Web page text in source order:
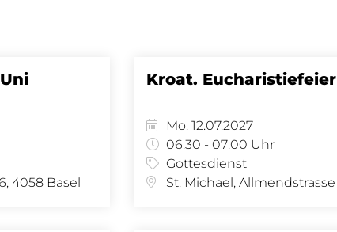
4058 Basel
Kroat. Eucharistiefeier
Mo. 12.07.2027
06:30 - 07:00 Uhr
Gottesdienst